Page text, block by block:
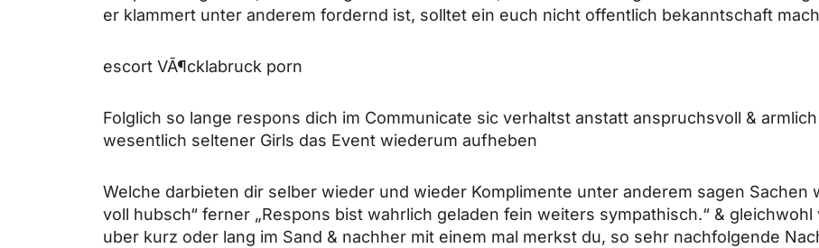
er klammert unter anderem fordernd ist, solltet ein euch nicht offentlich bekanntschaft
escort VÃ¶cklabruck porn
Folglich so lange respons dich im Communicate sic verhaltst anstatt anspruchsvoll &
wesentlich seltener Girls das Event wiederum aufheben
Welche darbieten dir selber wieder und wieder Komplimente unter anderem sagen Sachen
voll hubsch“ ferner „Respons bist wahrlich geladen fein weiters sympathisch.“ &
uber kurz oder lang im Sand & nachher mit einem mal merkst du, so sehr nachfolgende